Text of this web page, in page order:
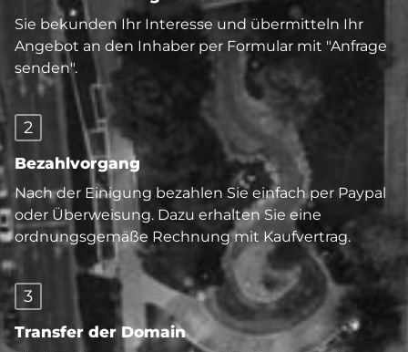
Sie bekunden Ihr Interesse und übermitteln Ihr
Angebot an den Inhaber per Formular mit "Anfrage
senden".
2
Bezahlvorgang
Nach der Einigung bezahlen Sie einfach per Paypal
oder Überweisung. Dazu erhalten Sie eine
ordnungsgemäße Rechnung mit Kaufvertrag.
3
Transfer der Domain